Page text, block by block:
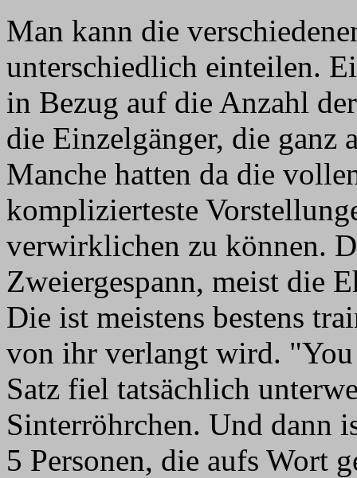
Man kann die
unterschiedlich einteilen.
in Bezug auf die Anzahl
die Einzelgänger, die ganz
Manche hatten da die
komplizierteste
verwirklichen zu können.
Zweiergespann, meist die
Die ist meistens bestens
von ihr verlangt wird. "You
Satz fiel tatsächlich
Sinterröhrchen. Und dann
5 Personen, die aufs Wort